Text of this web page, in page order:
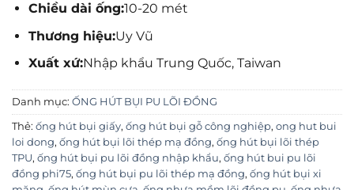
Chiều dài ống:10-20 mét
Thương hiệu:Uy Vũ
Xuất xứ:Nhập khẩu Trung Quốc, Taiwan
Danh mục: ỐNG HÚT BỤI PU LÕI ĐỒNG
Thẻ: ống hút bụi giấy, ống hút bụi gỗ công nghiệp, ong hut bui
loi dong, ống hút bụi lõi thép mạ đồng, ống hút bụi lõi thép
TPU, ống hút bụi pu lõi đồng nhập khẩu, ống hút bui pu lõi
đồng phi75, ống hút bụi pu lõi thép mạ đồng, ống hút bụi xi